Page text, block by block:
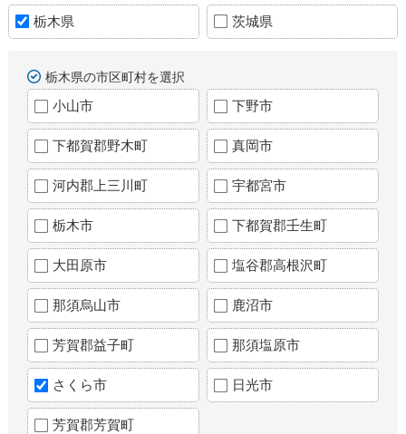
栃木県 茨城県
栃木県の市区町村を選択
小山市 下野市
下都賀郡野木町 真岡市
河内郡上三川町 宇都宮市
栃木市 下都賀郡壬生町
大田原市 塩谷郡高根沢町
那須烏山市 鹿沼市
芳賀郡益子町 那須塩原市
さくら市 日光市
芳賀郡芳賀町